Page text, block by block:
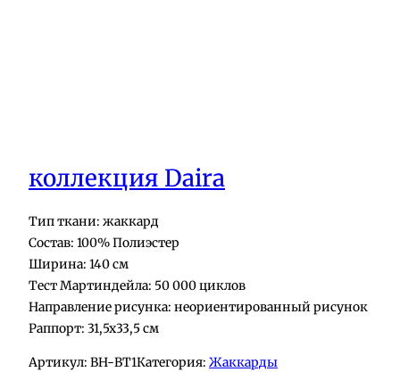
коллекция Daira
Тип ткани: жаккард
Состав: 100% Полиэстер
Ширина: 140 см
Тест Мартиндейла: 50 000 циклов
Направление рисунка: неориентированный рисунок
Раппорт: 31,5х33,5 см
Артикул: BH-ВТ1Категория: Жаккарды